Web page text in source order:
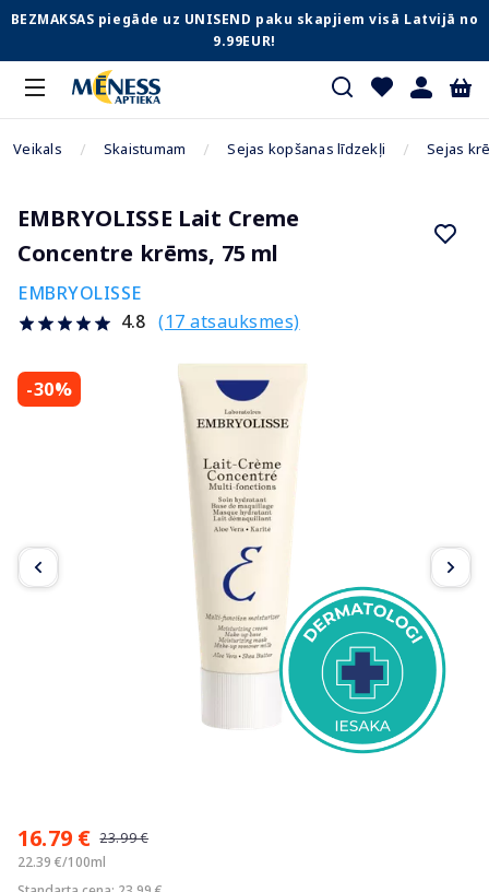
BEZMAKSAS piegāde uz UNISEND paku skapjiem visā Latvijā no
9.99EUR!
Veikals Skaistumam Sejas kopšanas līdzekļi Sejas
EMBRYOLISSE Lait Creme
Concentre krēms, 75 ml
EMBRYOLISSE
4.8 (17 atsauksmes)
-30%
16.79 € 23.99 €
22.39 €/100ml